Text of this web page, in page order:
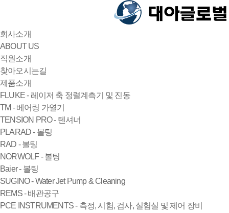
회사소개
ABOUT US
직원소개
찾아오시는길
제품소개
FLUKE - 레이저 축 정렬계측기 및 진동
TM - 베어링 가열기
TENSION PRO - 텐셔너
PLARAD - 볼팅
RAD - 볼팅
NORWOLF - 볼팅
Baier - 볼팅
SUGINO - Water Jet Pump & Cleaning
REMS - 배관공구
PCE INSTRUMENTS - 측정, 시험, 검사, 실험실 및 제어 장비